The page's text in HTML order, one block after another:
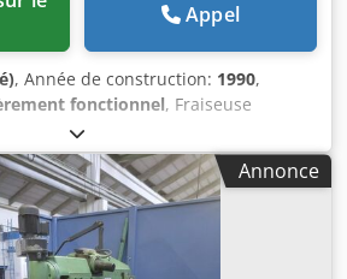
Appel
, Année de construction: 1990,
fonctionnel, Fraiseuse
FP 4 MK Avec affichage
Heidenhain TNC 113 Année de
: X 500 Y 400 Z 400 mm Plage de
min Accessoires inclus :
Table angulaire fixe 800 mm x 460
Tête de fraisage verticale
Annonce